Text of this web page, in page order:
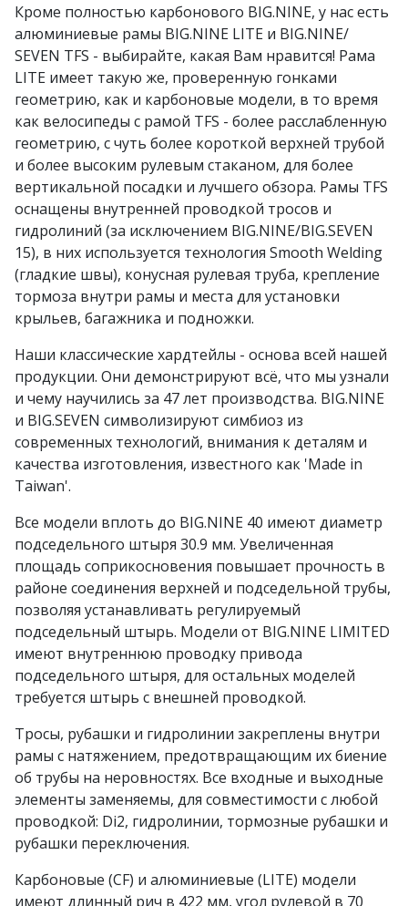
Кроме полностью карбонового BIG.NINE, у нас есть
алюминиевые рамы BIG.NINE LITE и BIG.NINE/
SEVEN TFS - выбирайте, какая Вам нравится! Рама
LITE имеет такую же, проверенную гонками
геометрию, как и карбоновые модели, в то время
как велосипеды с рамой TFS - более расслабленную
геометрию, с чуть более короткой верхней трубой
и более высоким рулевым стаканом, для более
вертикальной посадки и лучшего обзора. Рамы TFS
оснащены внутренней проводкой тросов и
гидролиний (за исключением BIG.NINE/BIG.SEVEN
15), в них используется технология Smooth Welding
(гладкие швы), конусная рулевая труба, крепление
тормоза внутри рамы и места для установки
крыльев, багажника и подножки.
Наши классические хардтейлы - основа всей нашей
продукции. Они демонстрируют всё, что мы узнали
и чему научились за 47 лет производства. BIG.NINE
и BIG.SEVEN символизируют симбиоз из
современных технологий, внимания к деталям и
качества изготовления, известного как 'Made in
Taiwan'.
Все модели вплоть до BIG.NINE 40 имеют диаметр
подседельного штыря 30.9 мм. Увеличенная
площадь соприкосновения повышает прочность в
районе соединения верхней и подседельной трубы,
позволяя устанавливать регулируемый
подседельный штырь. Модели от BIG.NINE LIMITED
имеют внутреннюю проводку привода
подседельного штыря, для остальных моделей
требуется штырь с внешней проводкой.
Тросы, рубашки и гидролинии закреплены внутри
рамы с натяжением, предотвращающим их биение
об трубы на неровностях. Все входные и выходные
элементы заменяемы, для совместимости с любой
проводкой: Di2, гидролинии, тормозные рубашки и
рубашки переключения.
Карбоновые (СF) и алюминиевые (LITE) модели
имеют длинный рич в 422 мм, угол рулевой в 70